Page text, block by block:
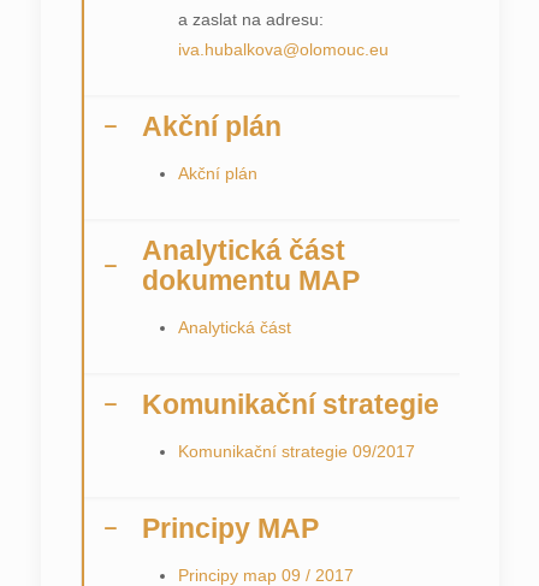
a zaslat na adresu:
iva.hubalkova@olomouc.eu
Akční plán
Akční plán
Analytická část
dokumentu MAP
Analytická část
Komunikační strategie
Komunikační strategie 09/2017
Principy MAP
Principy map 09 / 2017